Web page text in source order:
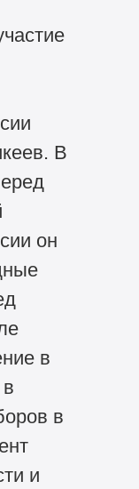
В
он
в
в
и